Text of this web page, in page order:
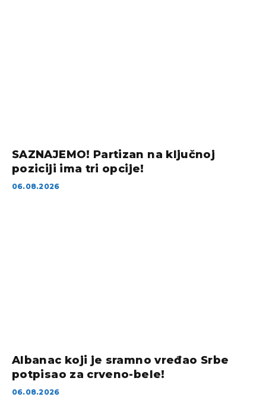
SAZNAJEMO! Partizan na ključnoj
poziciji ima tri opcije!
06.08.2026
Albanac koji je sramno vređao Srbe
potpisao za crveno-bele!
06.08.2026